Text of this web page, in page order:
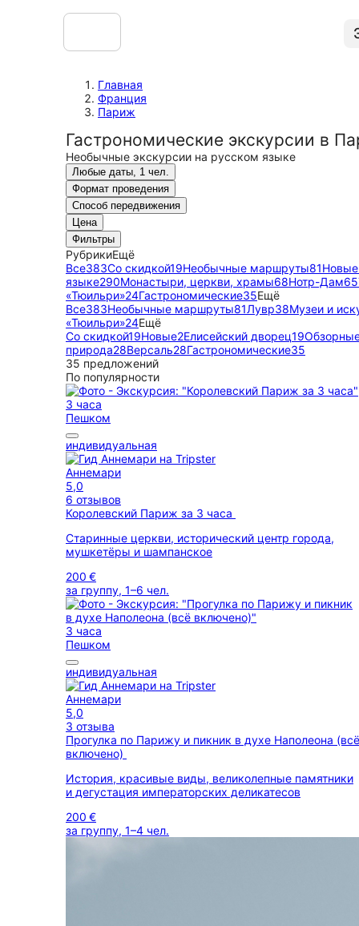
Главная
Франция
Париж
Гастрономические экскурсии в
Необычные экскурсии на русском языке
Любые даты, 1 чел.
Формат проведения
Способ передвижения
Цена
Фильтры
РубрикиЕщё
Все383Со скидкой19Необычные маршруты81Новые
языке290Монастыри, церкви, храмы68Нотр-Дам65
«Тюильри»24Гастрономические35Ещё
Все383Необычные маршруты81Лувр38Музеи и
«Тюильри»24Ещё
Со скидкой19Новые2Елисейский дворец19
природа28Версаль28Гастрономические35
35 предложений
По популярности
3 часа
Пешком
индивидуальная
Аннемари
5,0
6 отзывов
Королевский Париж за 3 часа
Старинные церкви, исторический центр города,
мушкетёры и шампанское
200 €
за группу, 1–6 чел.
3 часа
Пешком
индивидуальная
Аннемари
5,0
3 отзыва
Прогулка по Парижу и пикник в духе Наполеона (всё
включено)
История, красивые виды, великолепные памятники
и дегустация императорских деликатесов
200 €
за группу, 1–4 чел.